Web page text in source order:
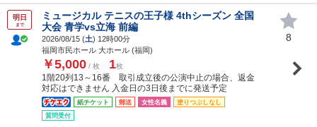
明日
まで
ミュージカル テニスの王子様 4thシーズン 全国
大会 青学vs立海 前編
2026/08/15 (土) 12時00分
福岡市民ホール 大ホール (福岡)
￥5,000 / 枚 1枚
1階20列13～16番 取引成立後の公演中止の場合、返金
対応はできません 入金日の3日後までに発送予定
紙チケット 郵送 女性名義
塗りつぶしなし
質問受付
8